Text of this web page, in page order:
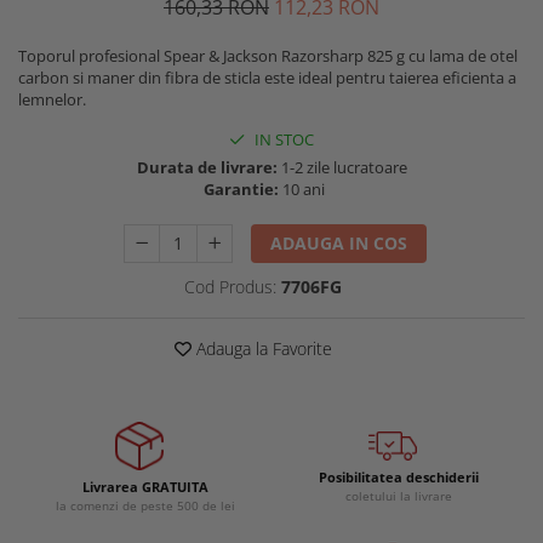
Echipamente specializate
Echipamente muncitori ferma
Echipamente trimeri ongloane
Casti si antifoane protectie
160,33RON 112,23 RON
Toporul profesional Spear & Jackson Razorsharp 825 g cu lama de otel
carbon si maner din fibra de sticla este ideal pentru taierea eficienta a
lemnelor.
IN STOC
Durata de livrare: 1-2 zile lucratoare
Garantie: 10 ani
ADAUGA IN COS
Cod Produs: 7706FG
Adauga la Favorite
Livrarea GRATUITA
la comenzi de peste 500 de lei
Posibilitatea deschiderii
coletului la livrare